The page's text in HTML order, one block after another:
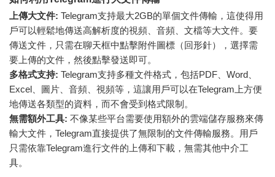
上傳大文件: Telegram支持最大2GB的單個文件傳輸，這使得用
戶可以輕鬆地傳送高解析度的視頻、音頻、文檔等大文件。要
傳送文件，只需在聊天框中點擊附件圖標（回形針），選擇需
要上傳的文件，然後點擊發送即可。
多格式支持: Telegram支持多種文件格式，包括PDF、Word、
Excel、圖片、音頻、視頻等，這讓用戶可以在Telegram上方便
地傳送各類型的資料，而不會受到格式限制。
無需額外工具: 不像某些平台需要使用額外的雲端儲存服務來傳
輸大文件，Telegram直接提供了無限制的文件傳輸服務。用戶
只需依靠Telegram進行文件的上傳和下載，無需其他中介工
具。